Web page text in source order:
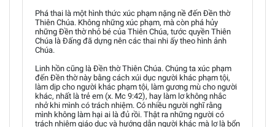
Phá thai là một hình thức xúc phạm nặng nề đến Đền thờ
Thiên Chúa. Không những xúc phạm, mà còn phá hủy
những Đền thờ nhỏ bé của Thiên Chúa, tước quyền Thiên
Chúa là Đấng đã dựng nên các thai nhi ấy theo hình ảnh
Chúa.
Linh hồn cũng là Đền thờ Thiên Chúa. Chúng ta xúc phạm
đến Đền thờ này bằng cách xúi dục người khác phạm tội,
làm dịp cho người khác phạm tội, làm gương mù cho người
khác, nhất là trẻ em (x. Mc 9:42), hay làm lơ không nhắc
nhở khi mình có trách nhiệm. Có nhiều người nghĩ rằng
mình không làm hại ai là đủ rồi. Thật ra những người có
trách nhiệm giáo dục và hướng dẫn người khác mà lơ là bổn